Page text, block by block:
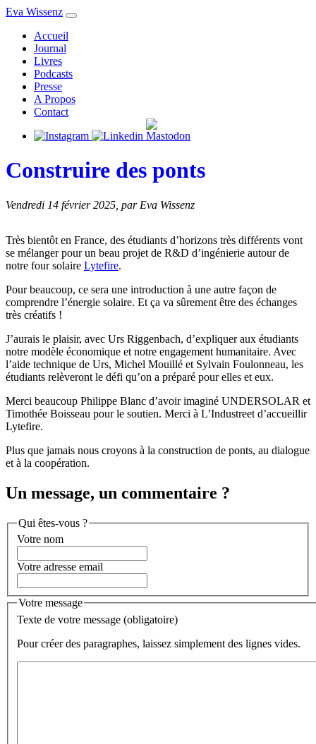
Eva Wissenz
Accueil
Journal
Livres
Podcasts
Presse
A Propos
Contact
Construire des ponts
Vendredi 14 février 2025 par Eva Wissenz
Très bientôt en France, des étudiants d’horizons très différents vont
se mélanger pour un beau projet de R&D d’ingénierie autour de
notre four solaire Lytefire.
Pour beaucoup, ce sera une introduction à une autre façon de
comprendre l’énergie solaire. Et ça va sûrement être des échanges
très créatifs !
J’aurais le plaisir, avec Urs Riggenbach, d’expliquer aux étudiants
notre modèle économique et notre engagement humanitaire. Avec
l’aide technique de Urs, Michel Mouillé et Sylvain Foulonneau, les
étudiants relèveront le défi qu’on a préparé pour elles et eux.
Merci beaucoup Philippe Blanc d’avoir imaginé UNDERSOLAR et
Timothée Boisseau pour le soutien. Merci à L’Industreet d’accueillir
Lytefire.
Plus que jamais nous croyons à la construction de ponts, au dialogue
et à la coopération.
Un message, un commentaire ?
Qui êtes-vous ?
Votre nom
Votre adresse email
Votre message
Texte de votre message (obligatoire)
Pour créer des paragraphes, laissez simplement des lignes vides.